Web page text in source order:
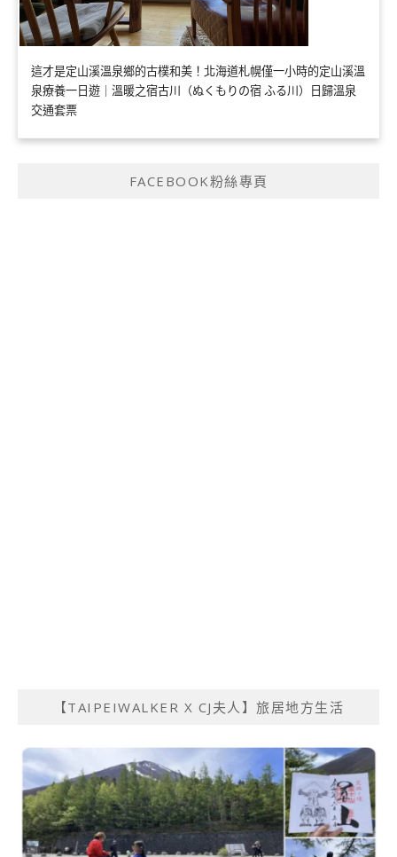
這才是定山溪溫泉鄉的古樸和美！北海道札幌僅一小時的定山溪溫
泉療養一日遊｜溫暖之宿古川（ぬくもりの宿 ふる川）日歸溫泉
交通套票
FACEBOOK粉絲專頁
【TAIPEIWALKER X CJ夫人】旅居地方生活